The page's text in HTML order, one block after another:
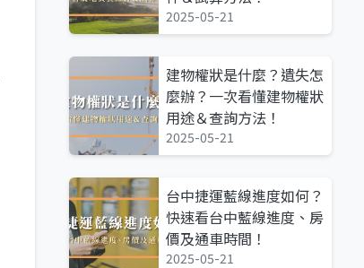
2025-05-21
建物權狀是什麼？遺失怎
麼辦？一次看懂建物權狀
用途＆查詢方法！
2025-05-21
台中捷運藍線進度如何？
快速看台中藍線進度、房
價及通車時間！
2025-05-21